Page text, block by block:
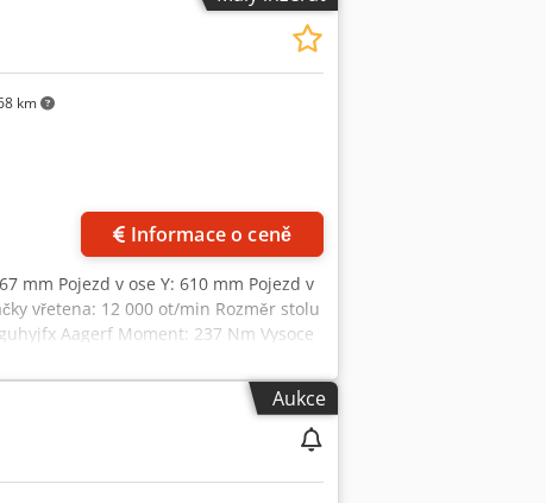
km
Informace o ceně
mm Pojezd v ose Y: 610 mm Pojezd v
vřetena: 12 000 ot/min Rozměr stolu
Aagerf Moment: 237 Nm Vysoce
nástroje SK40 Vnitřní přívod
Aukce